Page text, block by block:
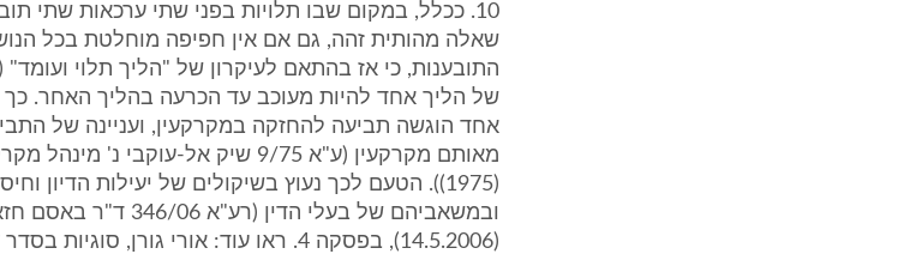
10. ככלל, במקום שבו תלויות בפני שתי ערכאות שתי
שאלה מהותית זהה, גם אם אין חפיפה מוחלטת בכל
של הליך אחד להיות מעוכב עד הכרעה בהליך האחר.
אחד הוגשה תביעה להחזקה במקרקעין, ועניינה של
(1975)). הטעם לכך נעוץ בשיקולים של יעילות הדיון
ובמשאביהם של בעלי
(14.5.2006), בפסקה 4. ראו עוד: אורי גורן,